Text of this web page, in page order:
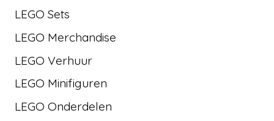
LEGO Sets
LEGO Merchandise
LEGO Verhuur
LEGO Minifiguren
LEGO Onderdelen